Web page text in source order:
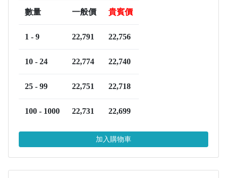
數量 一般價 貴賓價
1 - 9 22,791 22,756
10 - 24 22,774 22,740
25 - 99 22,751 22,718
100 - 1000 22,731 22,699
加入購物車